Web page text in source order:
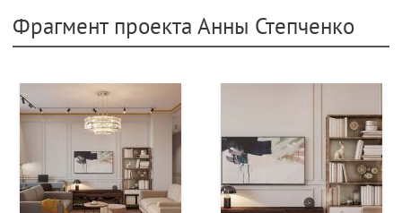
Фрагмент проекта Анны Степченко